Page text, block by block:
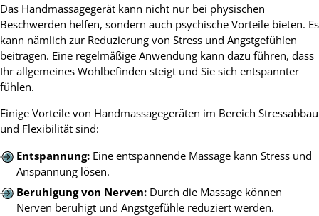
Das Handmassagegerät kann nicht nur bei physischen
Beschwerden helfen, sondern auch psychische Vorteile bieten. Es
kann nämlich zur Reduzierung von Stress und Angstgefühlen
beitragen. Eine regelmäßige Anwendung kann dazu führen, dass
Ihr allgemeines Wohlbefinden steigt und Sie sich entspannter
fühlen.
Einige Vorteile von Handmassagegeräten im Bereich Stressabbau
und Flexibilität sind:
Entspannung:Eine entspannende Massage kann Stress und
Anspannung lösen.
Beruhigung von Nerven:Durch die Massage können
Nerven beruhigt und Angstgefühle reduziert werden.